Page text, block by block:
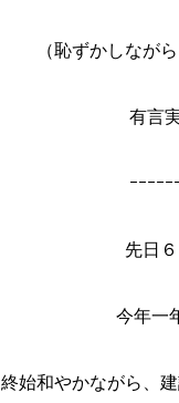
（恥ずかしなが
有言
ｰｰｰｰｰ
先日
今年一
終始和やかながら、